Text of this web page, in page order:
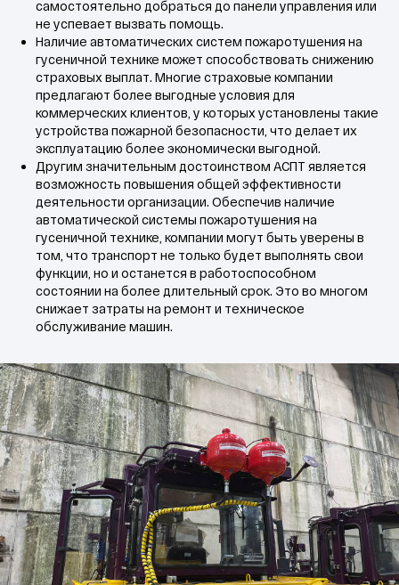
самостоятельно добраться до панели управления или
не успевает вызвать помощь.
Наличие автоматических систем пожаротушения на
гусеничной технике может способствовать снижению
страховых выплат. Многие страховые компании
предлагают более выгодные условия для
коммерческих клиентов, у которых установлены такие
устройства пожарной безопасности, что делает их
эксплуатацию более экономически выгодной.
Другим значительным достоинством АСПТ является
возможность повышения общей эффективности
деятельности организации. Обеспечив наличие
автоматической системы пожаротушения на
гусеничной технике, компании могут быть уверены в
том, что транспорт не только будет выполнять свои
функции, но и останется в работоспособном
состоянии на более длительный срок. Это во многом
снижает затраты на ремонт и техническое
обслуживание машин.
Всегда на связи
Остались вопросы?
Заполните форму и наш
специалист
свяжется с вами.
Задать вопрос
Услуги
Оборудование
Документация
Филиалы